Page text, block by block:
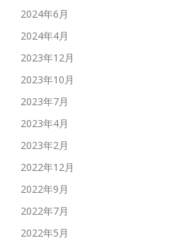
2024年6月
2024年4月
2023年12月
2023年10月
2023年7月
2023年4月
2023年2月
2022年12月
2022年9月
2022年7月
2022年5月